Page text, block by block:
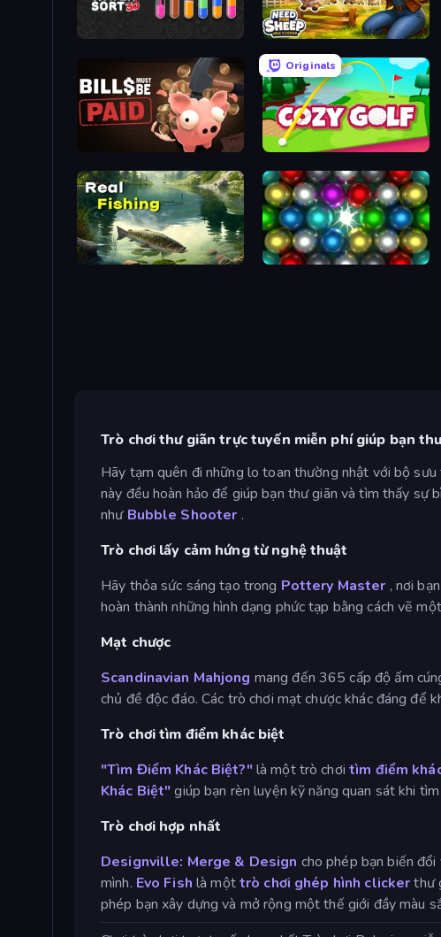
Need for Sheep: Idle Clicker
Originals
Cozy Golf
Real Fishing Simulator Magnet Balls: Addictive
Trò chơi thư giãn trực tuyến miễn phí giúp bạn
Hãy tạm quên đi những lo toan thường nhật với bộ
này đều hoàn hảo để giúp bạn thư giãn và tìm thấy sự
như Bubble Shooter .
Trò chơi lấy cảm hứng từ nghệ thuật
Hãy thỏa sức sáng tạo trong Pottery Master , nơi
hoàn thành những hình dạng phức tạp bằng cách vẽ
Mạt chược
Scandinavian Mahjong mang đến 365 cấp độ ấm
chủ đề độc đáo. Các trò chơi mạt chược khác đáng để
Trò chơi tìm điểm khác biệt
"Tìm Điểm Khác Biệt?"là một trò chơi tìm điểm
Khác Biệt"giúp bạn rèn luyện kỹ năng quan sát khi
Trò chơi hợp nhất
Designville: Merge & Design cho phép bạn biến
mình. Evo Fish là mộttrò chơi ghép hình clickerthư
phép bạn xây dựng và mở rộng một thế giới đầy màu